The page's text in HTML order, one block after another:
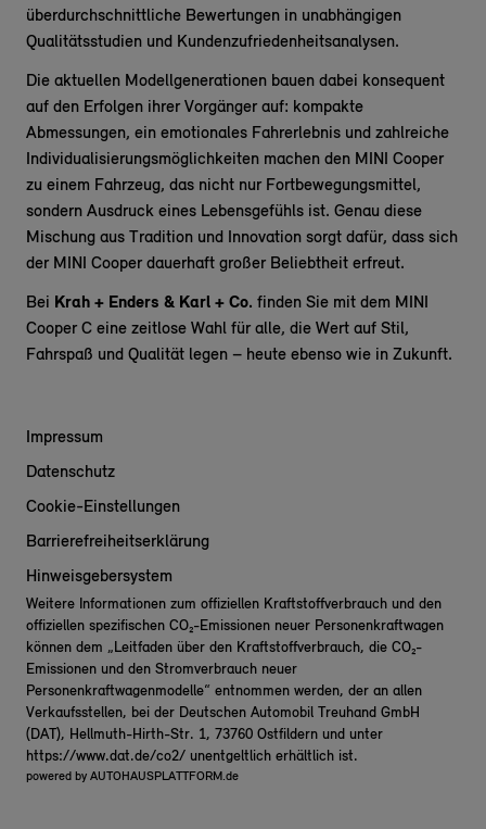
überdurchschnittliche Bewertungen in unabhängigen
Qualitätsstudien und Kundenzufriedenheitsanalysen.
Die aktuellen Modellgenerationen bauen dabei konsequent
auf den Erfolgen ihrer Vorgänger auf: kompakte
Abmessungen, ein emotionales Fahrerlebnis und zahlreiche
Individualisierungsmöglichkeiten machen den MINI Cooper
zu einem Fahrzeug, das nicht nur Fortbewegungsmittel,
sondern Ausdruck eines Lebensgefühls ist. Genau diese
Mischung aus Tradition und Innovation sorgt dafür, dass sich
der MINI Cooper dauerhaft großer Beliebtheit erfreut.
Bei Krah + Enders & Karl + Co. finden Sie mit dem MINI
Cooper C eine zeitlose Wahl für alle, die Wert auf Stil,
Fahrspaß und Qualität legen – heute ebenso wie in Zukunft.
Impressum
Datenschutz
Cookie-Einstellungen
Barrierefreiheitserklärung
Hinweisgebersystem
Weitere Informationen zum offiziellen Kraftstoffverbrauch und den
offiziellen spezifischen CO₂-Emissionen neuer Personenkraftwagen
können dem „Leitfaden über den Kraftstoffverbrauch, die CO₂-
Emissionen und den Stromverbrauch neuer
Personenkraftwagenmodelle“ entnommen werden, der an allen
Verkaufsstellen, bei der Deutschen Automobil Treuhand GmbH
(DAT), Hellmuth-Hirth-Str. 1, 73760 Ostfildern und unter
https://www.dat.de/co2/ unentgeltlich erhältlich ist.
powered by AUTOHAUSPLATTFORM.de